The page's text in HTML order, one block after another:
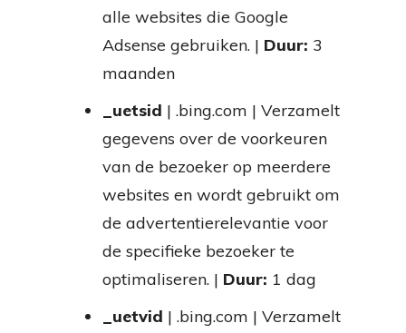
alle websites die Google
Adsense gebruiken. | Duur: 3
maanden
_uetsid | .bing.com | Verzamelt
gegevens over de voorkeuren
van de bezoeker op meerdere
websites en wordt gebruikt om
de advertentierelevantie voor
de specifieke bezoeker te
optimaliseren. | Duur: 1 dag
_uetvid | .bing.com | Verzamelt